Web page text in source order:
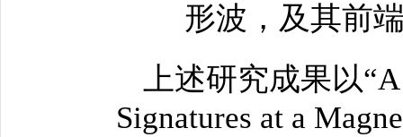
形波，及其前
上述研究成果以“A
Signatures at a